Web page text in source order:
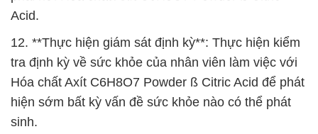
Acid.
12. **Thực hiện giám sát định kỳ**: Thực hiện kiểm
tra định kỳ về sức khỏe của nhân viên làm việc với
Hóa chất Axít C6H8O7 Powder ß Citric Acid để phát
hiện sớm bất kỳ vấn đề sức khỏe nào có thể phát
sinh.